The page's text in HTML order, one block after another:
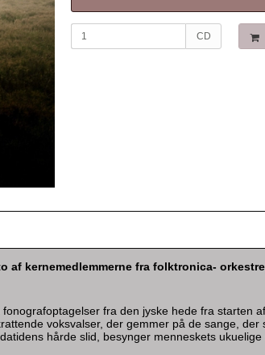
CD
kernemedlemmerne fra folktronica-
fra den jyske hede fra starten
voksvalser, der gemmer på de sange,
hårde slid, besynger menneskets